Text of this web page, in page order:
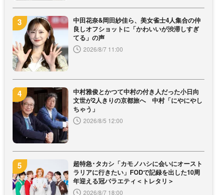
中田花奈&岡田紗佳ら、美女雀士4人集合の仲
良しオフショットに「かわいいが渋滞しすぎ
てる」の声
2026/8/7 11:00
中村雅俊とかつて中村の付き人だった小日向
文世が2人きりの京都旅へ 中村「にやにやし
ちゃう」
2026/8/5 12:00
超特急･タカシ「カモノハシに会いにオースト
ラリアに行きたい」FODで記録を出した10周
年迎える冠バラエティ＜トレタリ＞
2026/8/7 18:00